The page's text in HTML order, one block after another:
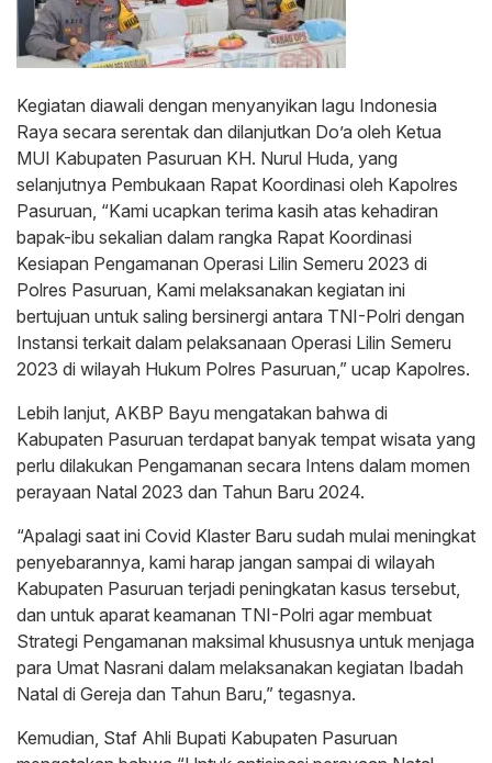
Kegiatan diawali dengan menyanyikan lagu Indonesia
Raya secara serentak dan dilanjutkan Do’a oleh Ketua
MUI Kabupaten Pasuruan KH. Nurul Huda, yang
selanjutnya Pembukaan Rapat Koordinasi oleh Kapolres
Pasuruan, “Kami ucapkan terima kasih atas kehadiran
bapak-ibu sekalian dalam rangka Rapat Koordinasi
Kesiapan Pengamanan Operasi Lilin Semeru 2023 di
Polres Pasuruan, Kami melaksanakan kegiatan ini
bertujuan untuk saling bersinergi antara TNI-Polri dengan
Instansi terkait dalam pelaksanaan Operasi Lilin Semeru
2023 di wilayah Hukum Polres Pasuruan,” ucap Kapolres.
Lebih lanjut, AKBP Bayu mengatakan bahwa di
Kabupaten Pasuruan terdapat banyak tempat wisata yang
perlu dilakukan Pengamanan secara Intens dalam momen
perayaan Natal 2023 dan Tahun Baru 2024.
“Apalagi saat ini Covid Klaster Baru sudah mulai meningkat
penyebarannya, kami harap jangan sampai di wilayah
Kabupaten Pasuruan terjadi peningkatan kasus tersebut,
dan untuk aparat keamanan TNI-Polri agar membuat
Strategi Pengamanan maksimal khususnya untuk menjaga
para Umat Nasrani dalam melaksanakan kegiatan Ibadah
Natal di Gereja dan Tahun Baru,” tegasnya.
Kemudian, Staf Ahli Bupati Kabupaten Pasuruan